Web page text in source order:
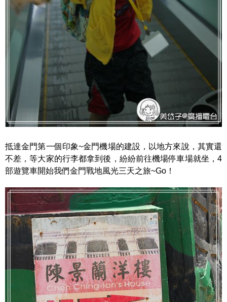
抵達金門第一個印象~金門機場的建設，以地方來說，其實還
不差，等大家的行李都拿到後，紛紛前往機場停車場就坐，4
部遊覽車開始我們金門戰地風光三天之旅~Go！